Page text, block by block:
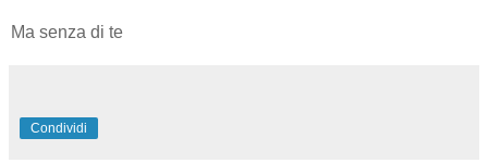
Ma senza di te
Condividi